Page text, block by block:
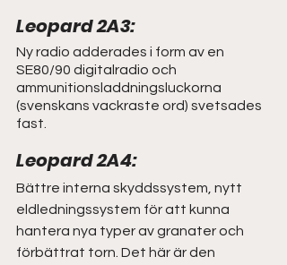
Leopard 2A3:
Ny radio adderades i form av en
SE80/90 digitalradio och
ammunitionsladdningsluckorna
(svenskans vackraste ord) svetsades
fast.
Leopard 2A4:
Bättre interna skyddssystem, nytt
eldledningssystem för att kunna
hantera nya typer av granater och
förbättrat torn. Det här är den